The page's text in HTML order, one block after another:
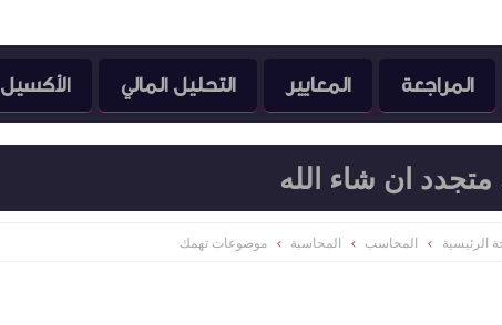
المراجعة المعايير التحليل المالي الأكسيل
ان شاء الله
الرئيسية المحاسب المحاسبة موضوعات تهمك